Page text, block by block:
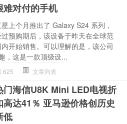
难对付的手机
上个月推出了 Galaxy S24 系列，
预购期后，该设备于昨天在全球范
内开始销售。可以理解的是，该公司
，这是一款顶级设...
625 文章列表
门海信U8K Mini LED电视折
高达41％ 亚马逊价格创历史
低